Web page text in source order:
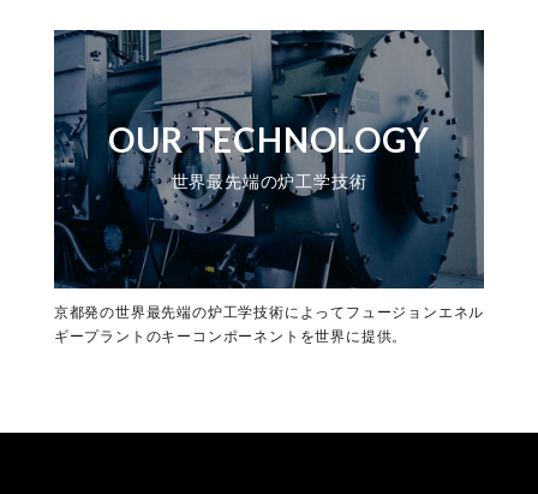
OUR TECHNOLOGY
世界最先端の炉工学技術
京都発の世界最先端の炉工学技術によってフュージョンエネル
ギープラントのキーコンポーネントを世界に提供。